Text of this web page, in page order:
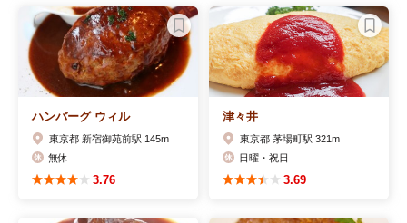
ハンバーグ ウィル
東京都 新宿御苑前駅 145m
無休
3.76
津々井
東京都 茅場町駅 321m
日曜・祝日
3.69